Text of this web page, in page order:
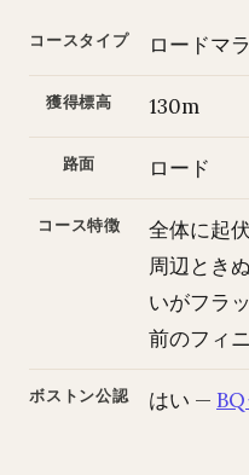
コースタイプ ロードマ
獲得標高 130m
路面 ロード
コース特徴
全体に起
周辺とき
いがフラ
前のフィ
ボストン公認 はい —